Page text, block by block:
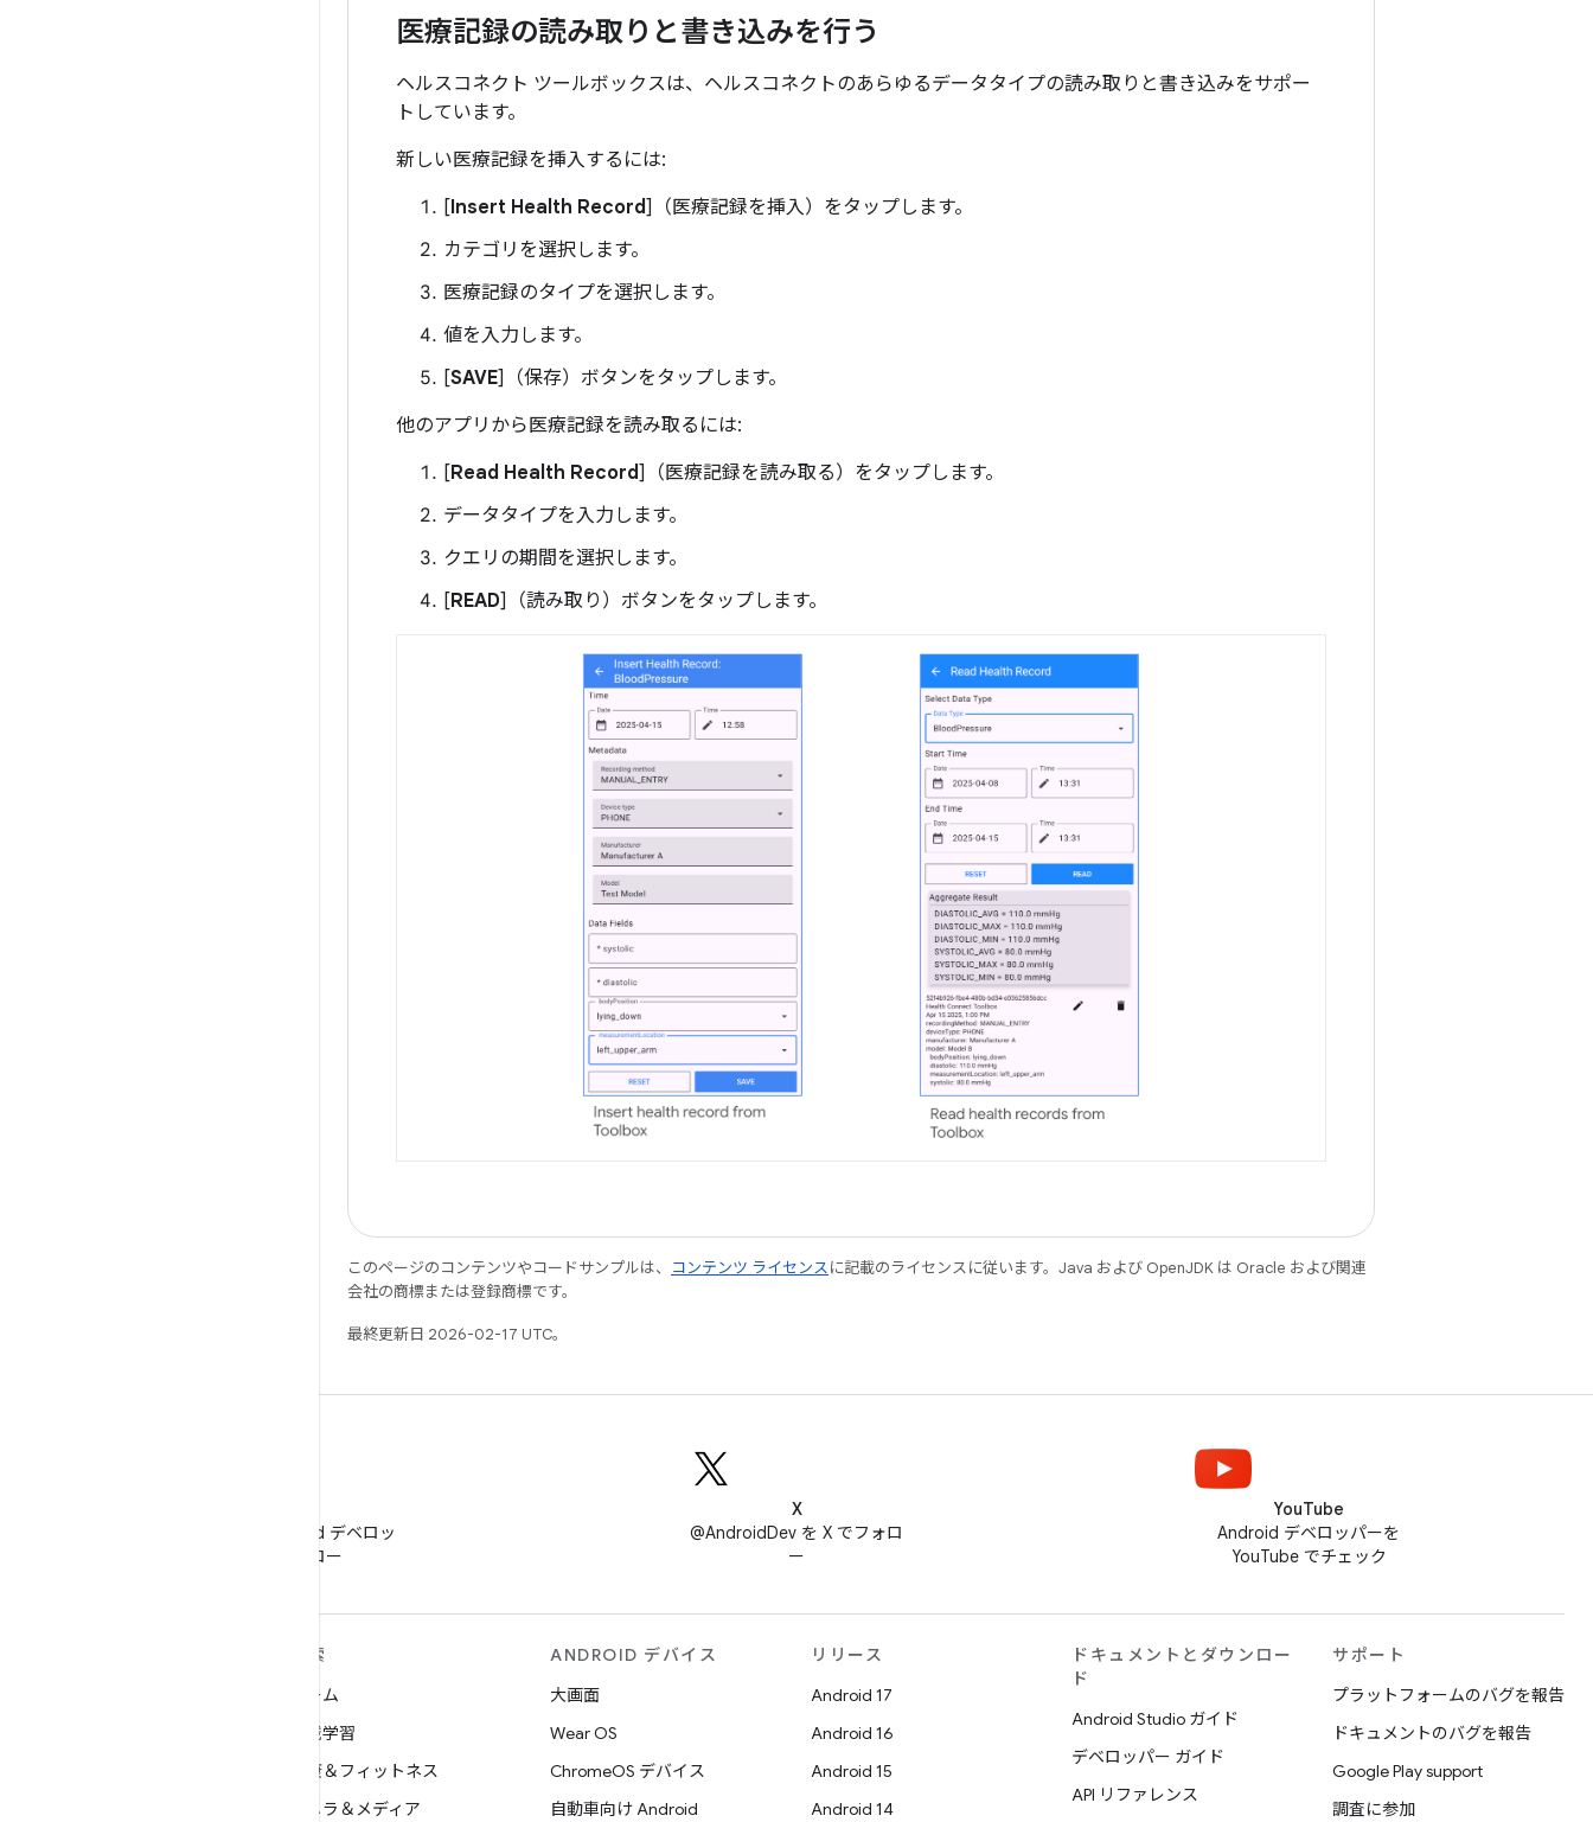
医療記録の読み取りと書き込みを行う
ヘルスコネクト ツールボックスは、ヘルスコネクトのあらゆるデータタイプの読み取りと書き込みをサポー
トしています。
新しい医療記録を挿入するには:
[Insert Health Record]（医療記録を挿入）をタップします。
カテゴリを選択します。
医療記録のタイプを選択します。
値を入力します。
[SAVE]（保存）ボタンをタップします。
他のアプリから医療記録を読み取るには:
[Read Health Record]（医療記録を読み取る）をタップします。
データタイプを入力します。
クエリの期間を選択します。
[READ]（読み取り）ボタンをタップします。
このページのコンテンツやコードサンプルは、 コンテンツ ライセンスに記載のライセンスに従います。Java および OpenJDK は Oracle および関連
会社の商標または登録商標です。
最終更新日 2026-02-17 UTC。
WeChat で Android デベロッ
パーをフォロー
X
@AndroidDev を X でフォロ
ー
YouTube
Android デベロッパーを
YouTube でチェック
探索
ゲーム
機械学習
健康＆フィットネス
カメラ＆メディア
ANDROID デバイス
大画面
Wear OS
ChromeOS デバイス
自動車向け Android
リリース
Android 17
Android 16
Android 15
Android 14
ドキュメントとダウンロー
ド
Android Studio ガイド
デベロッパー ガイド
API リファレンス
サポート
プラットフォームのバグを報告
ドキュメントのバグを報告
Google Play support
調査に参加